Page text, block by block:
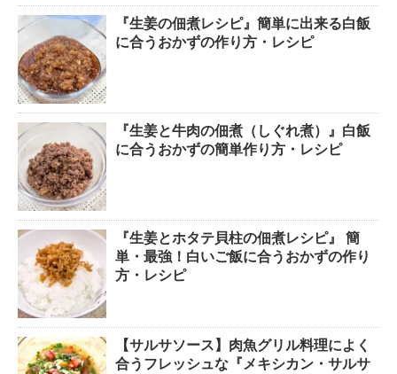
『生姜の佃煮レシピ』簡単に出来る白飯
に合うおかずの作り方・レシピ
『生姜と牛肉の佃煮（しぐれ煮）』白飯
に合うおかずの簡単作り方・レシピ
『生姜とホタテ貝柱の佃煮レシピ』 簡
単・最強！白いご飯に合うおかずの作り
方・レシピ
【サルサソース】肉魚グリル料理によく
合うフレッシュな『メキシカン・サルサ